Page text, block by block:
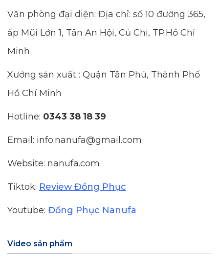
Văn phòng đại diện: Địa chỉ: số 10 đường 365,
ấp Mũi Lớn 1, Tân An Hội, Củ Chi, TP.Hồ Chí
Minh
Xưởng sản xuất : Quận Tân Phú, Thành Phố
Hồ Chí Minh
Hotline: 0343 38 18 39
Email: info.nanufa@gmail.com
Website: nanufa.com
Tiktok: Review Đồng Phục
Youtube: Đồng Phục Nanufa
Video sản phẩm